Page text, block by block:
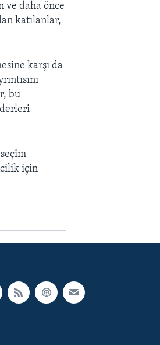
ve daha önce
katılanlar,
karşı da
bu
için